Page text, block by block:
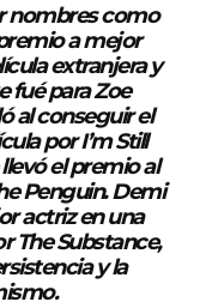
nombres como
a mejor
extranjera y
fué para Zoe
al conseguir el
porI’m Still
el premio al
Penguin. Demi
actriz en una
The Substance,
y la